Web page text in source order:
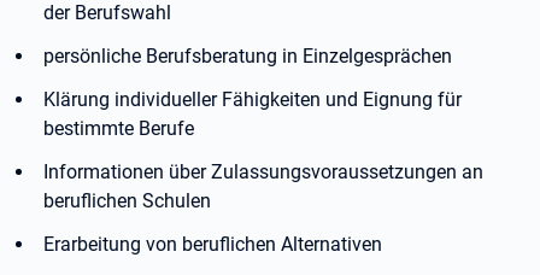
der Berufswahl
persönliche Berufsberatung in Einzelgesprächen
Klärung individueller Fähigkeiten und Eignung für
bestimmte Berufe
Informationen über Zulassungsvoraussetzungen an
beruflichen Schulen
Erarbeitung von beruflichen Alternativen